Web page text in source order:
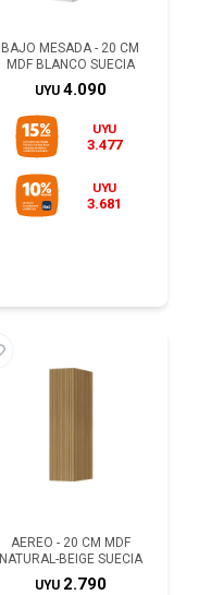
BAJO MESADA - 20 CM
MDF BLANCO SUECIA
UYU 4.090
UYU
3.477
UYU
3.681
AEREO - 20 CM MDF
NATURAL-BEIGE SUECIA
UYU 2.790